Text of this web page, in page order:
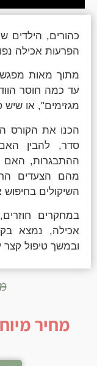
כהורים, הילדים
הפרעות אכילה
מתוך מאות
עד כמה חוסר
מגזימים", או
הכנו את הקורס
סדר, להבין
ההתבגרות, האם
מהם הצעדים
השיקולים
במחקרים חוזרים,
אכילה, נמצא
ובמשך טיפול קצר
מחיר